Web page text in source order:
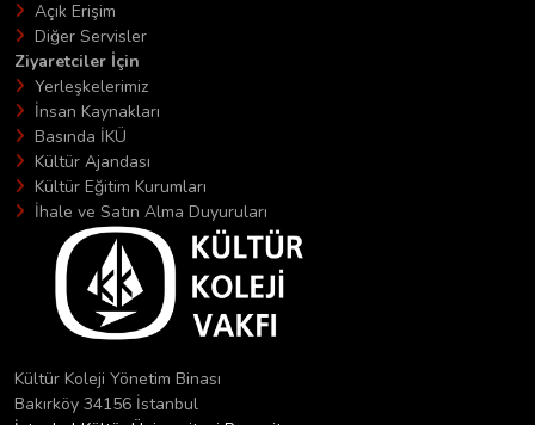
Açık Erişim
Diğer Servisler
Ziyaretciler İçin
Yerleşkelerimiz
İnsan Kaynakları
Basında İKÜ
Kültür Ajandası
Kültür Eğitim Kurumları
İhale ve Satın Alma Duyuruları
Kültür Koleji Yönetim Binası
Bakırköy 34156 İstanbul